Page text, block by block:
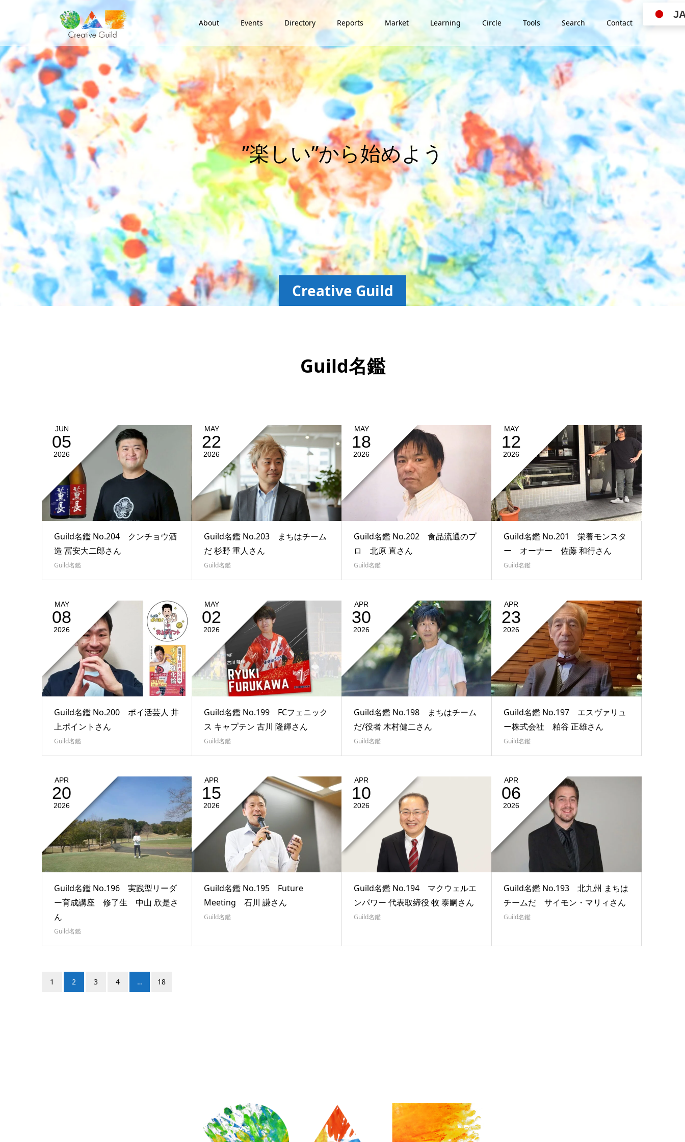
About Events Directory Reports Market Learning Circle Tools Search Contact
JA
Creative Guild
”楽しい”から始めよう。
Guild名鑑
JUN
05
2026
Guild名鑑 No.204 クンチョウ酒
造 冨安大二郎さん
Guild名鑑
MAY
22
2026
Guild名鑑 No.203 まちはチーム
だ 杉野 重人さん
Guild名鑑
MAY
18
2026
Guild名鑑 No.202 食品流通のプ
ロ 北原 直さん
Guild名鑑
MAY
12
2026
Guild名鑑 No.201 栄養モンスタ
ー オーナー 佐藤 和行さん
Guild名鑑
MAY
08
2026
Guild名鑑 No.200 ポイ活芸人 井
上ポイントさん
Guild名鑑
MAY
02
2026
Guild名鑑 No.199 FCフェニック
ス キャプテン 古川 隆輝さん
Guild名鑑
APR
30
2026
Guild名鑑 No.198 まちはチーム
だ/役者 木村健二さん
Guild名鑑
APR
23
2026
Guild名鑑 No.197 エスヴァリュ
ー株式会社 粕谷 正雄さん
Guild名鑑
APR
20
2026
Guild名鑑 No.196 実践型リーダ
ー育成講座 修了生 中山 欣是さ
ん
Guild名鑑
APR
15
2026
Guild名鑑 No.195 Future
Meeting 石川 謙さん
Guild名鑑
APR
10
2026
Guild名鑑 No.194 マクウェルエ
ンパワー 代表取締役 牧 泰嗣さん
Guild名鑑
APR
06
2026
Guild名鑑 No.193 北九州 まちは
チームだ サイモン・マリィさん
Guild名鑑
1 2 3 4 … 18